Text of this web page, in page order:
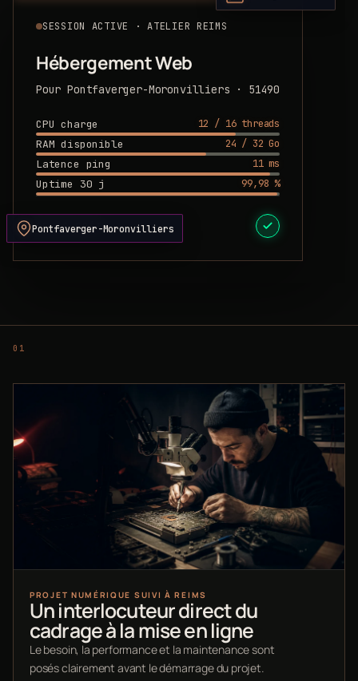
SESSION ACTIVE · ATELIER REIMS
Hébergement Web
Pour Pontfaverger-Moronvilliers · 51490
CPU charge
12 / 16 threads
RAM disponible
24 / 32 Go
Latence ping
11 ms
Uptime 30 j
99,98 %
DEVIS PRÊT
Pontfaverger-Moronvilliers
PROJET NUMÉRIQUE SUIVI À REIMS
Un interlocuteur direct du
cadrage à la mise en ligne
Le besoin, la performance et la maintenance sont
posés clairement avant le démarrage du projet.